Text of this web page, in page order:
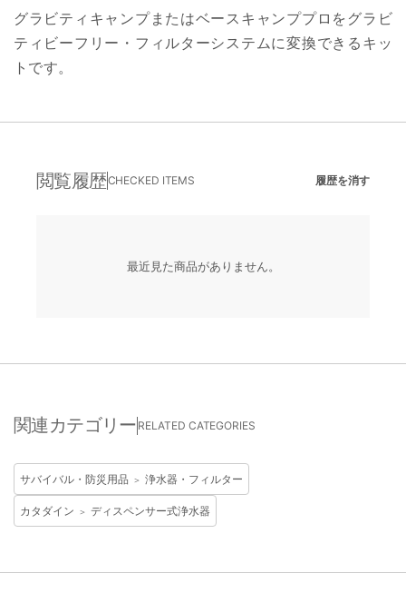
グラビティキャンプまたはベースキャンププロをグラビ
ティビーフリー・フィルターシステムに変換できるキッ
トです。
閲覧履歴CHECKED ITEMS 履歴を消す
最近見た商品がありません。
関連カテゴリー RELATED CATEGORIES
サバイバル・防災用品 ＞ 浄水器・フィルター
カタダイン ＞ ディスペンサー式浄水器